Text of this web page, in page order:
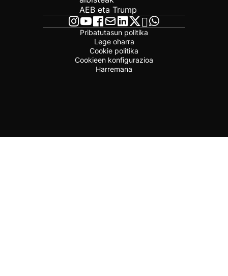
AEB eta Trump
Pribatutasun politika
Lege oharra
Cookie politika
Cookieen konfigurazioa
Harremana